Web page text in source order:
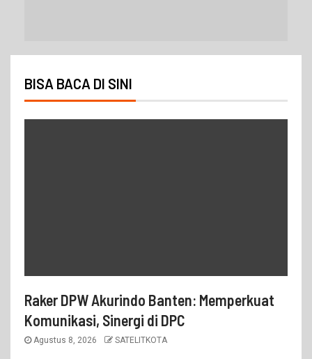
BISA BACA DI SINI
Raker DPW Akurindo Banten: Memperkuat
Komunikasi, Sinergi di DPC
Agustus 8, 2026 SATELITKOTA